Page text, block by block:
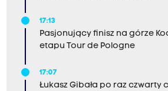
17:13
Pasjonujący finisz na górze
etapu Tour de Pologne
17:07
Łukasz Gibała po raz czwarty